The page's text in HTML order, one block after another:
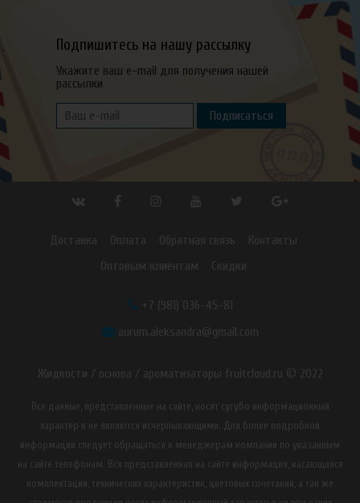
Подпишитесь на нашу рассылку
Укажите ваш e-mail для получения нашей
рассылки
Подписаться
Доставка Оплата Обратная связь
Контакты
Оптовым клиентам
Скидки
+7 (981) 036-45-81
aurum.aleksandra@gmail.com
Жидкости / основа / ароматизаторы fruitcloud.ru © 2022
Все данные, представленные на сайте, носят сугубо информационный
характер и не являются исчерпывающими. Для более подробной
информации следует обращаться к менеджерам компании по указанным
на сайте телефонам. Вся представленная на сайте информация, касающаяся
комплектации, технических характеристик, цветовых сочетаний, а так же